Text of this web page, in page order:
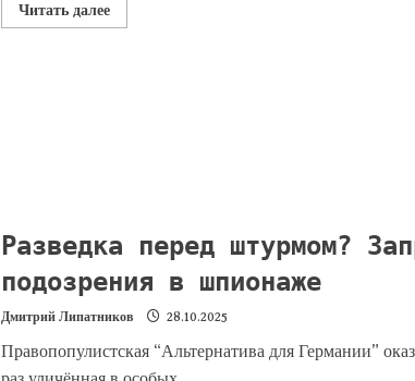
Читать далее
Разведка перед штурмом?
подозрения в шпионаже
Дмитрий Липатников 28.10.2025
Правопопулистская “Альтернатива для Германии”